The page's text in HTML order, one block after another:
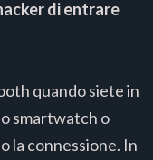
di entrare
quando siete in
smartwatch o
la connessione. In